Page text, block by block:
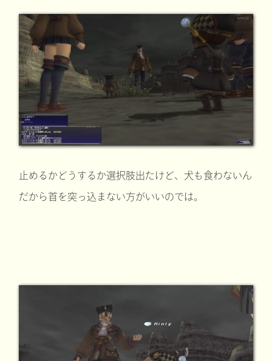
止めるかどうするか選択肢出たけど、犬も食わないん
だから首を突っ込まない方がいいのでは。